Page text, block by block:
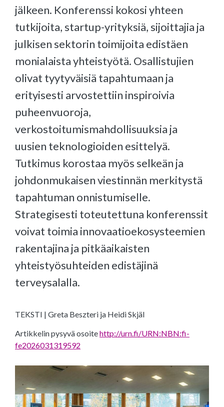
jälkeen. Konferenssi kokosi yhteen
tutkijoita, startup-yrityksiä, sijoittajia ja
julkisen sektorin toimijoita edistäen
monialaista yhteistyötä. Osallistujien
olivat tyytyväisiä tapahtumaan ja
erityisesti arvostettiin inspiroivia
puheenvuoroja,
verkostoitumismahdollisuuksia ja
uusien teknologioiden esittelyä.
Tutkimus korostaa myös selkeän ja
johdonmukaisen viestinnän merkitystä
tapahtuman onnistumiselle.
Strategisesti toteutettuna konferenssit
voivat toimia innovaatioekosysteemien
rakentajina ja pitkäaikaisten
yhteistyösuhteiden edistäjinä
terveysalalla.
TEKSTI | Greta Beszteri ja Heidi Skjäl
Artikkelin pysyvä osoitehttp://urn.fi/URN:NBN:fi-
fe2026031319592